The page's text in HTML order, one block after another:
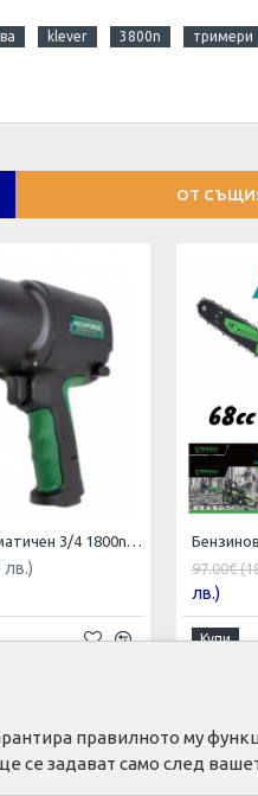
klever 3800n тримери
ОТ
Гайковерт пневматичен 3/4 1800nm RockForce
лв.)
97.00€
лв.)
Купи
ПОТРЕБИТЕЛ
правилното му
се задават само след